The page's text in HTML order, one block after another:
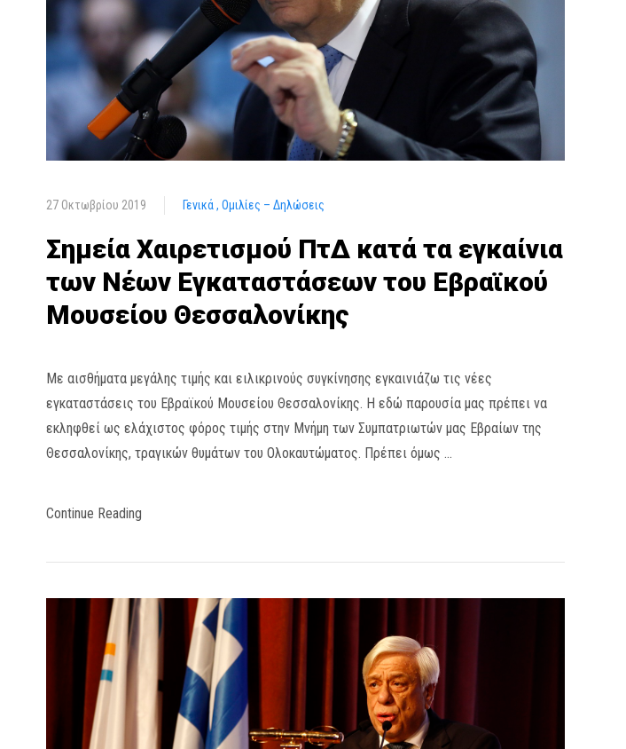
27 Οκτωβρίου 2019 Γενικά Ομιλίες – Δηλώσεις
Σημεία Χαιρετισμού ΠτΔ κατά τα εγκαίνια
των Νέων Εγκαταστάσεων του Εβραϊκού
Μουσείου Θεσσαλονίκης
Με αισθήματα μεγάλης τιμής και ειλικρινούς συγκίνησης εγκαινιάζω τις νέες
εγκαταστάσεις του Εβραϊκού Μουσείου Θεσσαλονίκης. Η εδώ παρουσία μας πρέπει να
εκληφθεί ως ελάχιστος φόρος τιμής στην Μνήμη των Συμπατριωτών μας Εβραίων της
Θεσσαλονίκης, τραγικών θυμάτων του Ολοκαυτώματος. Πρέπει όμως …
Continue Reading